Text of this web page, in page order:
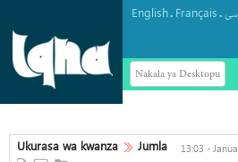
English. Français.
Nakala ya Desktopu
Ukurasa wa kwanza Jumla 13:03 -